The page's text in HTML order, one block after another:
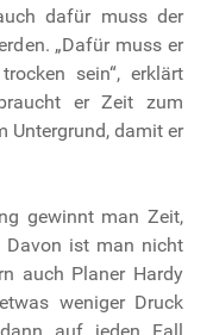
dafür muss der
„Dafür muss er
sein“, erklärt
er Zeit zum
Untergrund, damit er
gewinnt man Zeit,
Davon ist man nicht
auch Planer Hardy
weniger Druck